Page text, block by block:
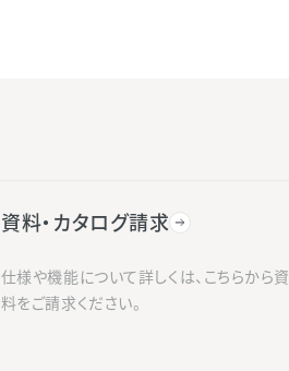
資料・カタログ請求
仕様や機能について詳しくは、こちらから資
料をご請求ください。